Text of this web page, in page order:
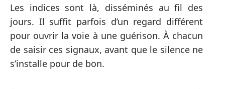
Les indices sont là, disséminés au fil des
jours. Il suffit parfois d’un regard différent
pour ouvrir la voie à une guérison. À chacun
de saisir ces signaux, avant que le silence ne
s’installe pour de bon.